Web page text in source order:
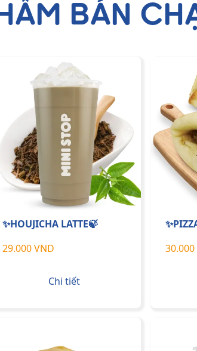
BÁN
✨HOUJICHA LATTE🍃
29.000 VND
Chi tiết
30.000